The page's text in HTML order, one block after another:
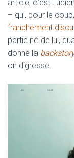
article, c’est
– qui, pour le
franchement
partie né de lui,
donné la
on digresse.